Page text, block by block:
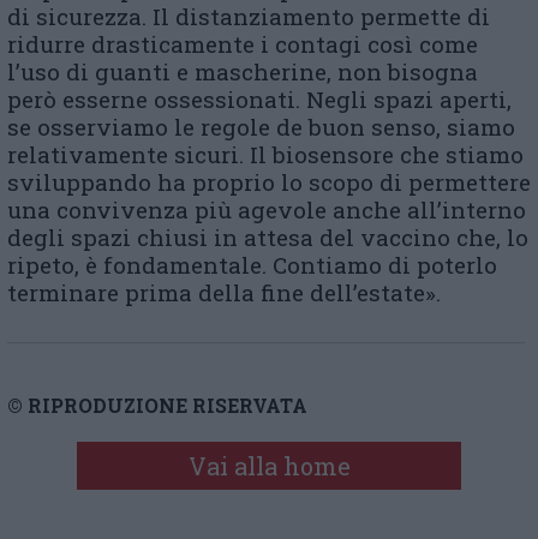
di sicurezza. Il distanziamento permette di
ridurre drasticamente i contagi così come
l’uso di guanti e mascherine, non bisogna
però esserne ossessionati. Negli spazi aperti,
se osserviamo le regole de buon senso, siamo
relativamente sicuri. Il biosensore che stiamo
sviluppando ha proprio lo scopo di permettere
una convivenza più agevole anche all’interno
degli spazi chiusi in attesa del vaccino che, lo
ripeto, è fondamentale. Contiamo di poterlo
terminare prima della fine dell’estate».
© RIPRODUZIONE RISERVATA
Vai alla home